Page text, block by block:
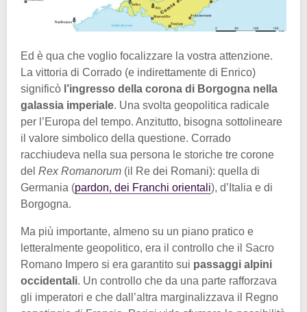
Ed è qua che voglio focalizzare la vostra attenzione.
La vittoria di Corrado (e indirettamente di Enrico)
significò l’ingresso della corona di Borgogna nella
galassia imperiale. Una svolta geopolitica radicale
per l’Europa del tempo. Anzitutto, bisogna sottolineare
il valore simbolico della questione. Corrado
racchiudeva nella sua persona le storiche tre corone
del Rex Romanorum (il Re dei Romani): quella di
Germania (pardon, dei Franchi orientali), d’Italia e di
Borgogna.
Ma più importante, almeno su un piano pratico e
letteralmente geopolitico, era il controllo che il Sacro
Romano Impero si era garantito sui passaggi alpini
occidentali. Un controllo che da una parte rafforzava
gli imperatori e che dall’altra marginalizzava il Regno